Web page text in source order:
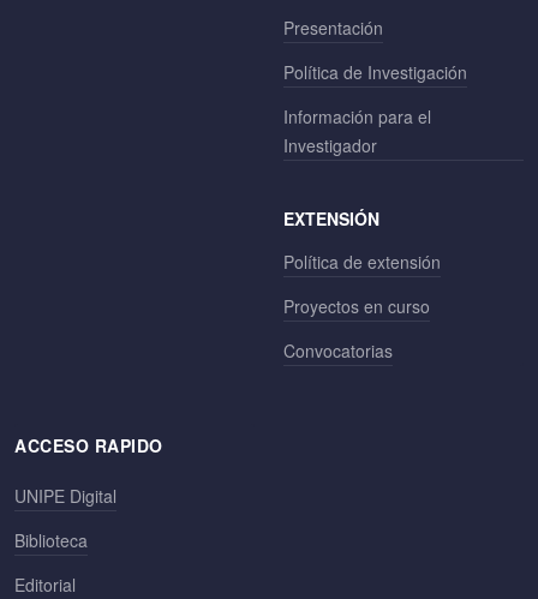
Presentación
Política de Investigación
Información para el
Investigador
EXTENSIÓN
Política de extensión
Proyectos en curso
Convocatorias
ACCESO RAPIDO
UNIPE Digital
Biblioteca
Editorial